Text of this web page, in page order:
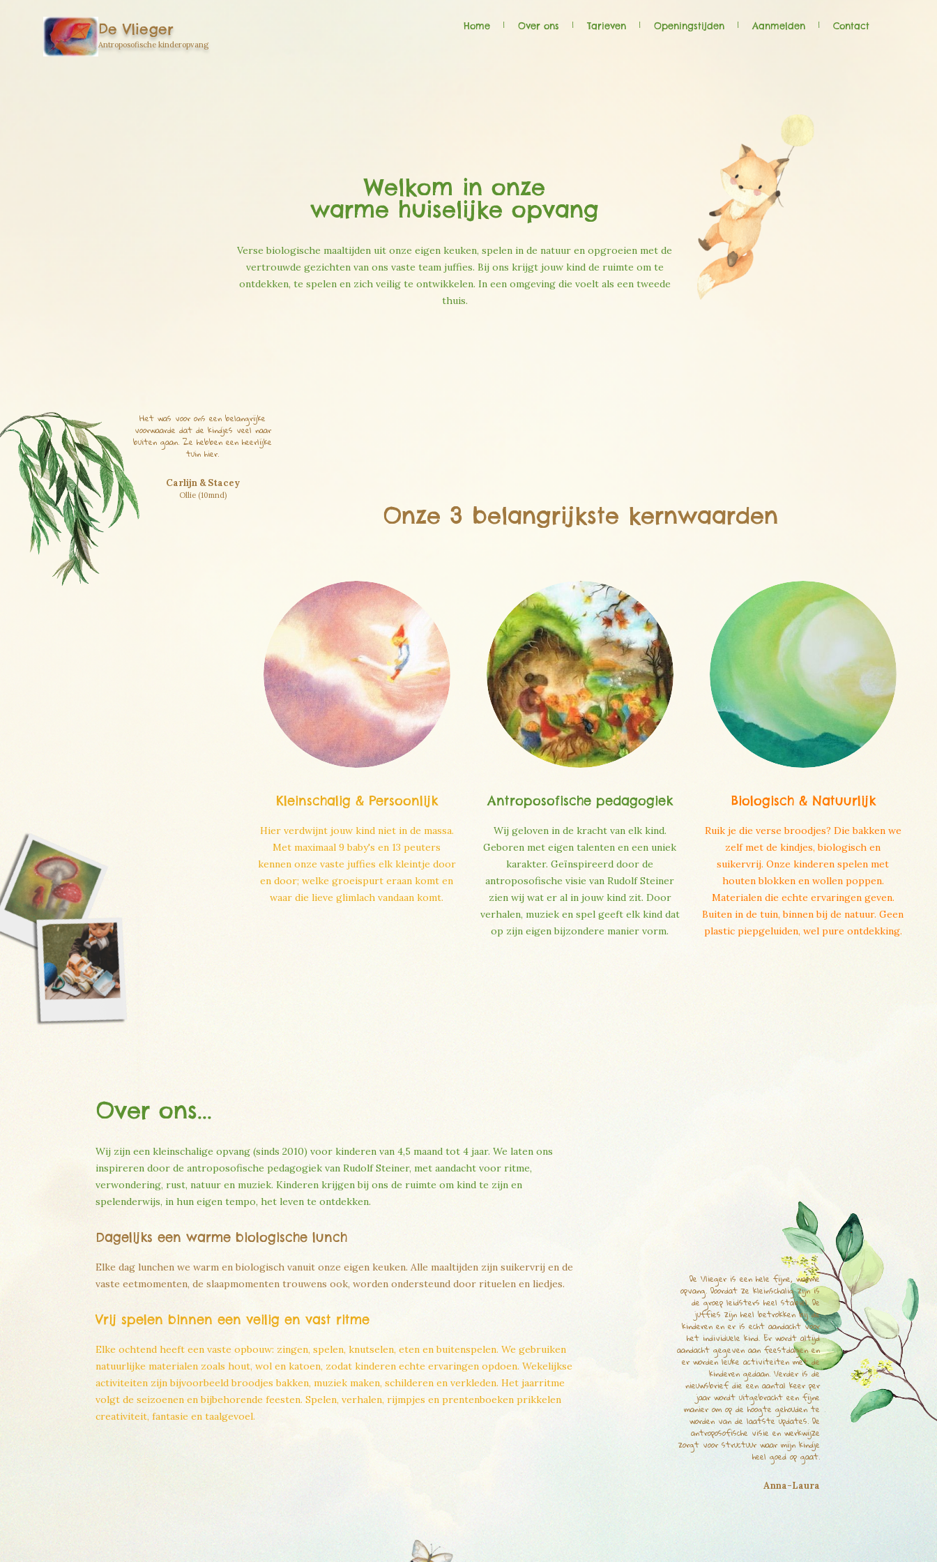
De Vlieger
Antroposofische kinderopvang
Home Over ons Tarieven Openingstijden Aanmelden Contact
Welkom in onze
warme huiselijke opvang
Verse biologische maaltijden uit onze eigen keuken, spelen in de natuur en opgroeien met de
vertrouwde gezichten van ons vaste team juffies. Bij ons krijgt jouw kind de ruimte om te
ontdekken, te spelen en zich veilig te ontwikkelen. In een omgeving die voelt als een tweede
thuis.
Het was voor ons een belangrijke
voorwaarde dat de kindjes veel naar
buiten gaan. Ze hebben een heerlijke
tuin hier.
Carlijn & Stacey
Ollie (10mnd)
Onze 3 belangrijkste kernwaarden
Kleinschalig & Persoonlijk
Hier verdwijnt jouw kind niet in de massa.
Met maximaal 9 baby's en 13 peuters
kennen onze vaste juffies elk kleintje door
en door; welke groeispurt eraan komt en
waar die lieve glimlach vandaan komt.
Antroposofische pedagogiek
Wij geloven in de kracht van elk kind.
Geboren met eigen talenten en een uniek
karakter. Geïnspireerd door de
antroposofische visie van Rudolf Steiner
zien wij wat er al in jouw kind zit. Door
verhalen, muziek en spel geeft elk kind dat
op zijn eigen bijzondere manier vorm.
Biologisch & Natuurlijk
Ruik je die verse broodjes? Die bakken we
zelf met de kindjes, biologisch en
suikervrij. Onze kinderen spelen met
houten blokken en wollen poppen.
Materialen die echte ervaringen geven.
Buiten in de tuin, binnen bij de natuur. Geen
plastic piepgeluiden, wel pure ontdekking.
Over ons...
Wij zijn een kleinschalige opvang (sinds 2010) voor kinderen van 4,5 maand tot 4 jaar. We laten ons
inspireren door de antroposofische pedagogiek van Rudolf Steiner, met aandacht voor ritme,
verwondering, rust, natuur en muziek. Kinderen krijgen bij ons de ruimte om kind te zijn en
spelenderwijs, in hun eigen tempo, het leven te ontdekken.
Dagelijks een warme biologische lunch
Elke dag lunchen we warm en biologisch vanuit onze eigen keuken. Alle maaltijden zijn suikervrij en de
vaste eetmomenten, de slaapmomenten trouwens ook, worden ondersteund door rituelen en liedjes.
Vrij spelen binnen een veilig en vast ritme
Elke ochtend heeft een vaste opbouw: zingen, spelen, knutselen, eten en buitenspelen. We gebruiken
natuurlijke materialen zoals hout, wol en katoen, zodat kinderen echte ervaringen opdoen. Wekelijkse
activiteiten zijn bijvoorbeeld broodjes bakken, muziek maken, schilderen en verkleden. Het jaarritme
volgt de seizoenen en bijbehorende feesten. Spelen, verhalen, rijmpjes en prentenboeken prikkelen
creativiteit, fantasie en taalgevoel.
De Vlieger is een hele fijne, warme
opvang. Doordat ze kleinschalig zijn is
de groep leidsters heel stabiel. De
juffies zijn heel betrokken bij de
kinderen en er is echt aandacht voor
het individuele kind. Er wordt altijd
aandacht gegeven aan feestdagen en
er worden leuke activiteiten met de
kinderen gedaan. Verder is de
nieuwsbrief die een aantal keer per
jaar wordt uitgebracht een fijne
manier om op de hoogte gehouden te
worden van de laatste updates. De
antroposofische visie en werkwijze
zorgt voor structuur waar mijn kindje
heel goed op gaat.
Anna-Laura